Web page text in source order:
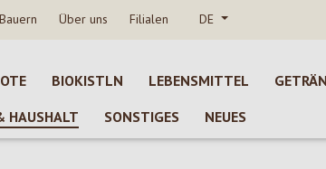
Bauern Über uns Filialen DE
BIOKISTLN LEBENSMITTEL
HAUSHALT
SONSTIGES NEUES